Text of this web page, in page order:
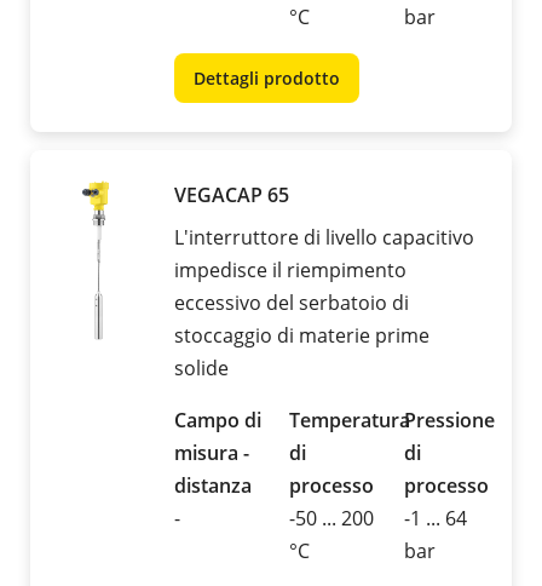
°C
bar
Dettagli prodotto
VEGACAP 65
L'interruttore di livello capacitivo
impedisce il riempimento
eccessivo del serbatoio di
stoccaggio di materie prime
solide
Campo di
misura -
distanza
-
Temperatura
di
processo
-50 ... 200
°C
Pressione
di
processo
-1 ... 64
bar